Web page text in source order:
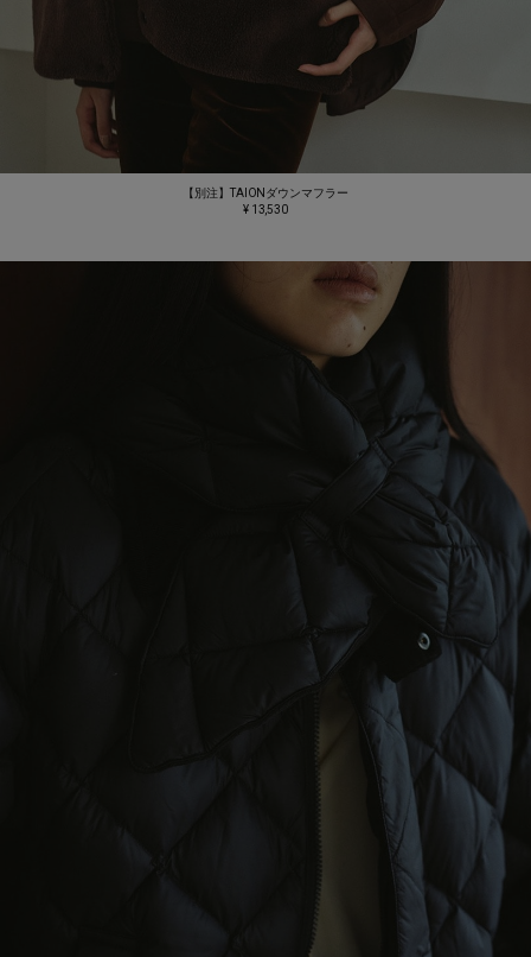
【別注】TAIONダウンマフラー
¥ 13,530